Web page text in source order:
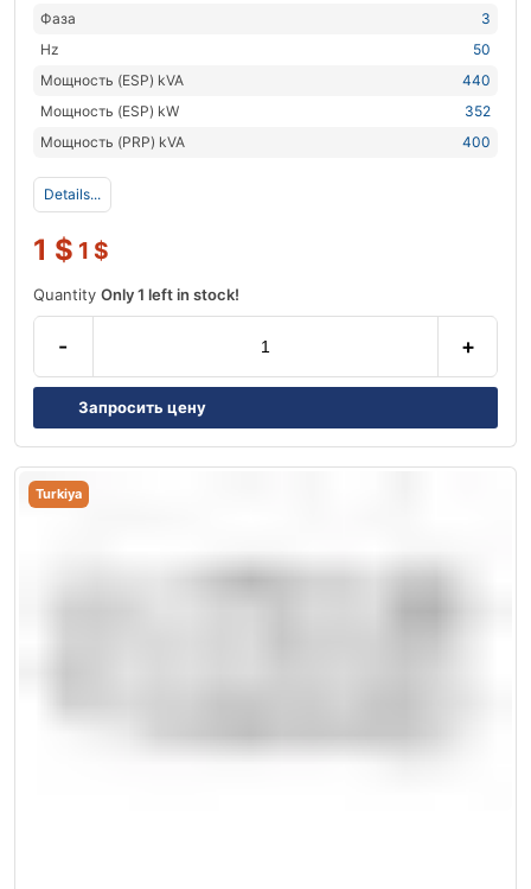
Фаза
3
Hz
50
Мощность (ESP) kVA
440
Мощность (ESP) kW
352
Мощность (PRP) kVA
400
Details...
1 $ 1 $
Quantity Only 1 left in stock!
- +
Запросить цену
Turkiya